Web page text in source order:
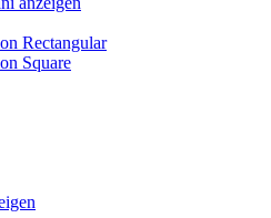
Rectangular
Square